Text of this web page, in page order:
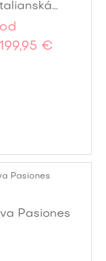
talianská
baroková
zostava s
od
199,95 €
Pasiones